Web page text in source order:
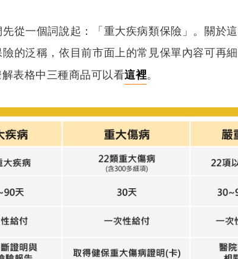
從一個詞說起：「重大疾病類保險」。關於
的泛稱，依目前市面上的常見保單內容可再
表格中三種商品可以看這裡。